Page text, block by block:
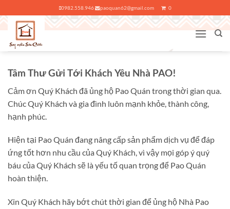
qua
nội
dung
0982.558.946 paoquan62@gmail.com 0
Tâm Thư Gửi Tới Khách Yêu Nhà PAO!
Cảm ơn Quý Khách đã ủng hộ Pao Quán trong thời gian qua.
Chúc Quý Khách và gia đình luôn mạnh khỏe, thành công,
hạnh phúc.
Hiện tại Pao Quán đang nâng cấp sản phẩm dịch vụ để đáp
ứng tốt hơn nhu cầu của Quý Khách, vì vậy mọi góp ý quý
báu của Quý Khách sẽ là yếu tố quan trọng để Pao Quán
hoàn thiện.
Xin Quý Khách hãy bớt chút thời gian để ủng hộ Nhà Pao